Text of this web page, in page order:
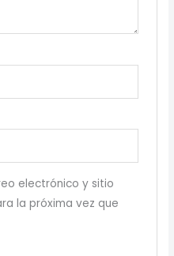
electrónico y sitio
la próxima vez que